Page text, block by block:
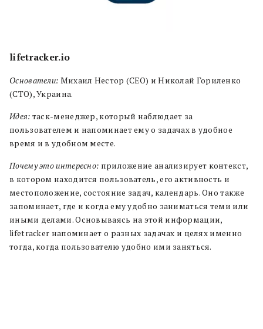
lifetracker.io
Основатели: Михаил Нестор (CEO) и Николай Гориленко
(CTO), Украина.
Идея: таск-менеджер, который наблюдает за
пользователем и напоминает ему о задачах в удобное
время и в удобном месте.
Почему это интересно: приложение анализирует контекст,
в котором находится пользователь, его активность и
местоположение, состояние задач, календарь. Оно также
запоминает, где и когда ему удобно заниматься теми или
иными делами. Основываясь на этой информации,
lifetracker напоминает о разных задачах и целях именно
тогда, когда пользователю удобно ими заняться.